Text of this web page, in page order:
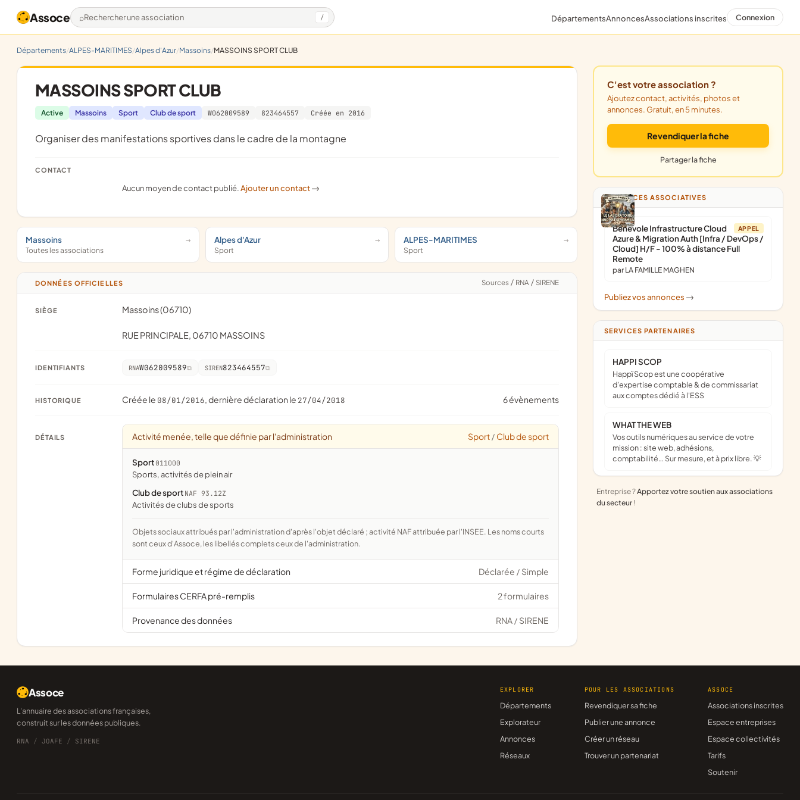
Assoce Rechercher une association / DépartementsAnnoncesAssociations inscrites Connexion
Départements ALPES-MARITIMES Alpes d'Azur Massoins MASSOINS SPORT CLUB
MASSOINS SPORT CLUB
Active Massoins Sport Club de sport W062009589 823464557 Créée en 2016
organiser des manifestations sportives dans le cadre de la montagne
CONTACT
Aucun moyen de contact publié.Ajouter un contact ->
Massoins
Toutes les associations
Alpes d'Azur
Sport
ALPES-MARITIMES
Sport
DONNÉES OFFICIELLES Sources / RNA / SIRENE
SIÈGE Massoins (06710)
RUE PRINCIPALE, 06710 MASSOINS
IDENTIFIANTS RNAW062009589 SIREN823464557
HISTORIQUE Créée le 08/01/2016, dernière déclaration le 27/04/2018 6 évènements
DÉTAILS Activité menée, telle que définie par l'administration Sport / Club de sport
Sport 011000
Sports, activités de plein air
Club de sport NAF 93.12Z
Activités de clubs de sports
Objets sociaux attribués par l'administration d'après l'objet déclaré ; activité NAF attribuée par l'INSEE. Les noms courts
sont ceux d'Assoce, les libellés complets ceux de l'administration.
Forme juridique et régime de déclaration Déclarée / Simple
Formulaires CERFA pré-remplis 2 formulaires
Provenance des données RNA / SIRENE
C'est votre association ?
Ajoutez contact, activités, photos et
annonces. Gratuit, en 5 minutes.
Revendiquer la fiche
Partager la fiche
ANNONCES ASSOCIATIVES
APPEL
Bénévole Infrastructure Cloud
Azure & Migration Auth [Infra / DevOps /
Cloud] H/F - 100% à distance Full
Remote
par LA FAMILLE MAGHEN
Publiez vos annonces ->
SERVICES PARTENAIRES
HAPPI SCOP
Happï Scop est une coopérative
d’expertise comptable & de commissariat
aux comptes dédié à l'ESS
WHAT THE WEB
Vos outils numériques au service de votre
mission : site web, adhésions,
comptabilité… Sur mesure, et à prix libre. 💡
Entreprise ?Apportez votre soutien aux associations
du secteur !
Assoce
L'annuaire des associations françaises,
construit sur les données publiques.
RNA / JOAFE / SIRENE
EXPLORER
Départements
Explorateur
Annonces
Réseaux
POUR LES ASSOCIATIONS
Revendiquer sa fiche
Publier une annonce
Créer un réseau
Trouver un partenariat
ASSOCE
Associations inscrites
Espace entreprises
Espace collectivités
Tarifs
Soutenir